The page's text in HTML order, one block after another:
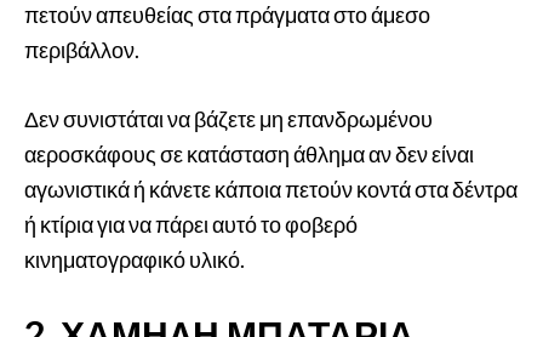
πετούν απευθείας στα πράγματα στο άμεσο
περιβάλλον.
Δεν συνιστάται να βάζετε μη επανδρωμένου
αεροσκάφους σε κατάσταση άθλημα αν δεν είναι
αγωνιστικά ή κάνετε κάποια πετούν κοντά στα δέντρα
ή κτίρια για να πάρει αυτό το φοβερό
κινηματογραφικό υλικό.